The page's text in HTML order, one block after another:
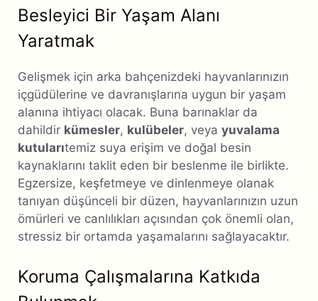
Besleyici Bir Yaşam Alanı
Yaratmak
Gelişmek için arka bahçenizdeki hayvanlarınızın
içgüdülerine ve davranışlarına uygun bir yaşam
alanına ihtiyacı olacak. Buna barınaklar da
dahildir kümesler, kulübeler, veya yuvalama
kutularıtemiz suya erişim ve doğal besin
kaynaklarını taklit eden bir beslenme ile birlikte.
Egzersize, keşfetmeye ve dinlenmeye olanak
tanıyan düşünceli bir düzen, hayvanlarınızın uzun
ömürleri ve canlılıkları açısından çok önemli olan,
stressiz bir ortamda yaşamalarını sağlayacaktır.
Koruma Çalışmalarına Katkıda